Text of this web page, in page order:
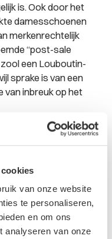
van onze website
te personaliseren,
en om ons
analyseren van onze
is. Ook door het
damesschoenen
merkenrechtelijk
“post-sale
een Louboutin-
sprake is van een
van inbreuk op het
het maar
Het mag
louter decoratief